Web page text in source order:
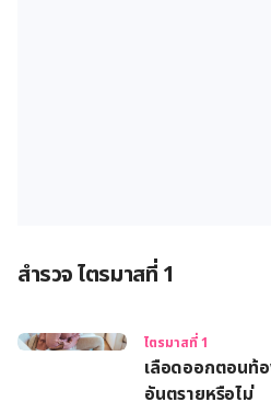
สำรวจ ไตรมาสที่ 1
ไตรมาสที่ 1
เลือดออกตอนท้อ
อันตรายหรือไม่